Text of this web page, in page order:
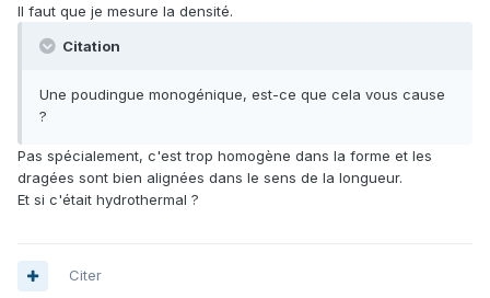
Il faut que je mesure la densité.
Citation
Une poudingue monogénique, est-ce que cela vous cause
?
Pas spécialement, c'est trop homogène dans la forme et les
dragées sont bien alignées dans le sens de la longueur.
Et si c'était hydrothermal ?
Citer